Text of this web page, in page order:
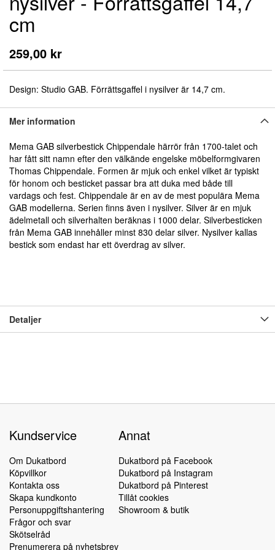
cm
259,00 kr
Design: Studio GAB. Förrättsgaffel i nysilver är 14,7 cm.
av
bildgalleriet
Mer information
Mema GAB silverbestick Chippendale härrör från 1700-talet och
har fått sitt namn efter den välkände engelske möbelformgivaren
Thomas Chippendale. Formen är mjuk och enkel vilket är typiskt
för honom och besticket passar bra att duka med både till
vardags och fest. Chippendale är en av de mest populära Mema
GAB modellerna. Serien finns även i nysilver. Silver är en mjuk
ädelmetall och silverhalten beräknas i 1000 delar. Silverbesticken
från Mema GAB innehåller minst 830 delar silver. Nysilver kallas
bestick som endast har ett överdrag av silver.
Detaljer
Kundservice
Om Dukatbord
Köpvillkor
Kontakta oss
Skapa kundkonto
Personuppgiftshantering
Frågor och svar
Skötselråd
Prenumerera på nyhetsbrev
Annat
Dukatbord på Facebook
Dukatbord på Instagram
Dukatbord på Pinterest
Tillåt cookies
Showroom & butik